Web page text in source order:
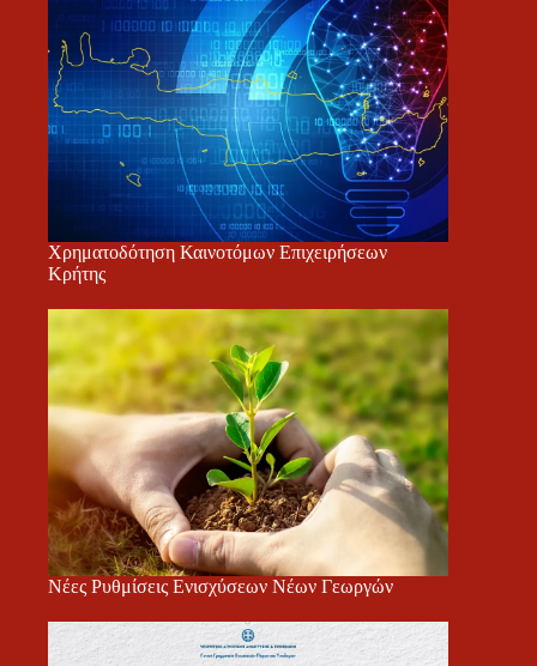
Χρηματοδότηση Καινοτόμων Επιχειρήσεων
Κρήτης
Νέες Ρυθμίσεις Ενισχύσεων Νέων Γεωργών